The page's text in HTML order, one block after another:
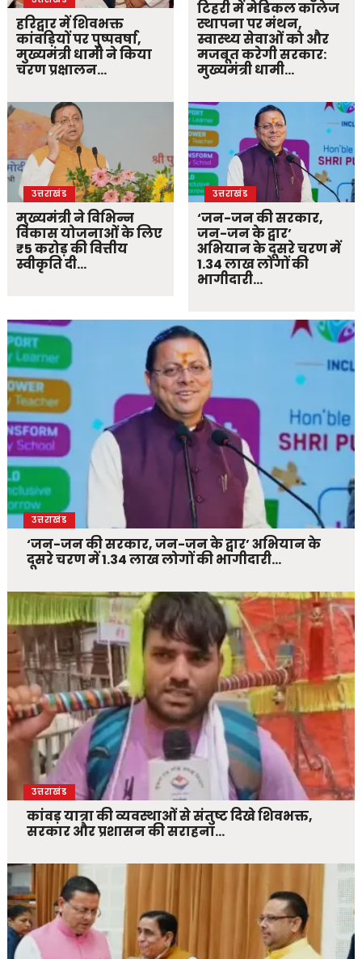
हरिद्वार में शिवभक्त
कांवड़ियों पर पुष्पवर्षा,
मुख्यमंत्री धामी ने किया
चरण प्रक्षालन…
उत्तराखंड
मुख्यमंत्री ने विभिन्न
विकास योजनाओं के लिए
₹5 करोड़ की वित्तीय
स्वीकृति दी…
टिहरी में मेडिकल कॉलेज
स्थापना पर मंथन,
स्वास्थ्य सेवाओं को और
मजबूत करेगी सरकार:
मुख्यमंत्री धामी…
उत्तराखंड
‘जन-जन की सरकार,
जन-जन के द्वार’
अभियान के दूसरे चरण में
1.34 लाख लोगों की
भागीदारी…
उत्तराखंड
‘जन-जन की सरकार, जन-जन के द्वार’ अभियान के
दूसरे चरण में 1.34 लाख लोगों की भागीदारी…
उत्तराखंड
कांवड़ यात्रा की व्यवस्थाओं से संतुष्ट दिखे शिवभक्त,
सरकार और प्रशासन की सराहना…